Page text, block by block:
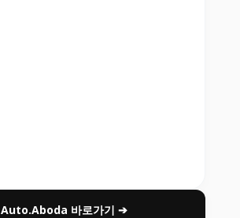
Auto.Aboda 바로가기 ➔